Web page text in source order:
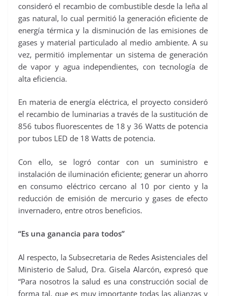
consideró el recambio de combustible desde la leña al
gas natural, lo cual permitió la generación eficiente de
energía térmica y la disminución de las emisiones de
gases y material particulado al medio ambiente. A su
vez, permitió implementar un sistema de generación
de vapor y agua independientes, con tecnología de
alta eficiencia.
En materia de energía eléctrica, el proyecto consideró
el recambio de luminarias a través de la sustitución de
856 tubos fluorescentes de 18 y 36 Watts de potencia
por tubos LED de 18 Watts de potencia.
Con ello, se logró contar con un suministro e
instalación de iluminación eficiente; generar un ahorro
en consumo eléctrico cercano al 10 por ciento y la
reducción de emisión de mercurio y gases de efecto
invernadero, entre otros beneficios.
“Es una ganancia para todos”
Al respecto, la Subsecretaria de Redes Asistenciales del
Ministerio de Salud, Dra. Gisela Alarcón, expresó que
“Para nosotros la salud es una construcción social de
forma tal, que es muy importante todas las alianzas y